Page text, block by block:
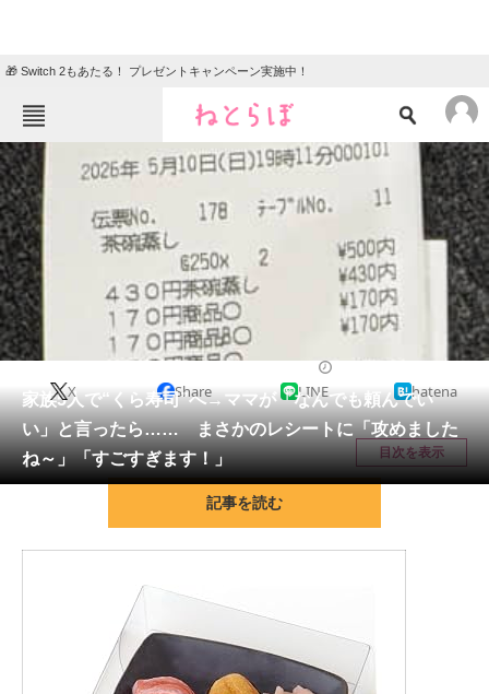
🎁 Switch 2もあたる！ プレゼントキャンペーン実施中！
ねとらぼメニュー
TOP
エンタメ
グルメ 地域
住まい
動物
会員記事
メディア
注目記事を集めた総合ページ
スマホと通信の最新トレンド
進化するPCとデバイスの未来
好きが集まる 比べて選べる
家族5人で“くら寿司”へ→ママが「なんでも頼んでい
い」と言ったら…… まさかのレシートに「攻めました
ね～」「すごすぎます！」
X Share LINE hatena
目次を表示
記事を読む